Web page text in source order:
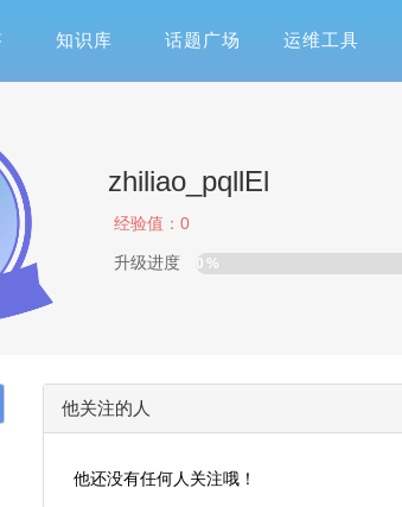
知识库 话题广场 运维工具
zhiliao_pqllEl
经验值： 0
升级进度 0%
他关注的人
他还没有任何人关注哦！